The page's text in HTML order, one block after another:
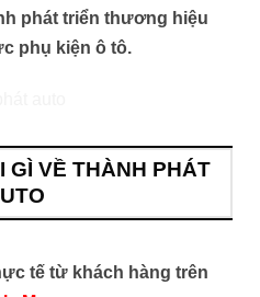
phát triển thương hiệu
phụ kiện ô tô.
GÌ VỀ THÀNH PHÁT
tế từ khách hàng trên